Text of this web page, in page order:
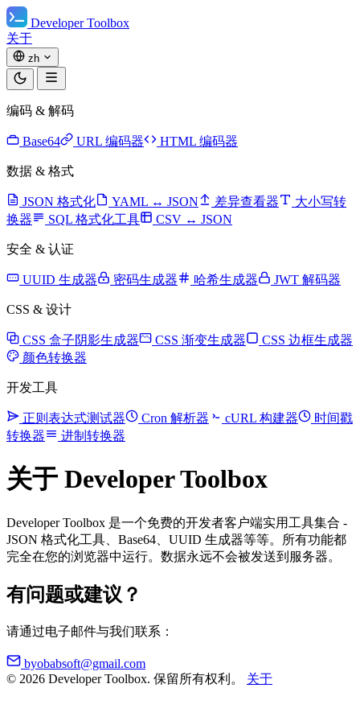
Developer Toolbox
关于
zh
编码 & 解码
Base64 URL 编码器 HTML 编码器
数据 & 格式
JSON 格式化 YAML ↔ JSON 差异查看器
大小写转
换器
SQL 格式化工具 CSV ↔ JSON
安全 & 认证
UUID 生成器 密码生成器 哈希生成器 JWT 解码器
CSS & 设计
CSS 盒子阴影生成器 CSS 渐变生成器
CSS 边框生成器
颜色转换器
开发工具
正则表达式测试器 Cron 解析器 cURL 构建器
时间戳
转换器
进制转换器
关于 Developer Toolbox
Developer Toolbox 是一个免费的开发者客户端实用工具集合 -
JSON 格式化工具、Base64、UUID 生成器等等。所有功能都
完全在您的浏览器中运行。数据永远不会被发送到服务器。
有问题或建议？
请通过电子邮件与我们联系：
byobabsoft@gmail.com
© 2026 Developer Toolbox. 保留所有权利。
关于